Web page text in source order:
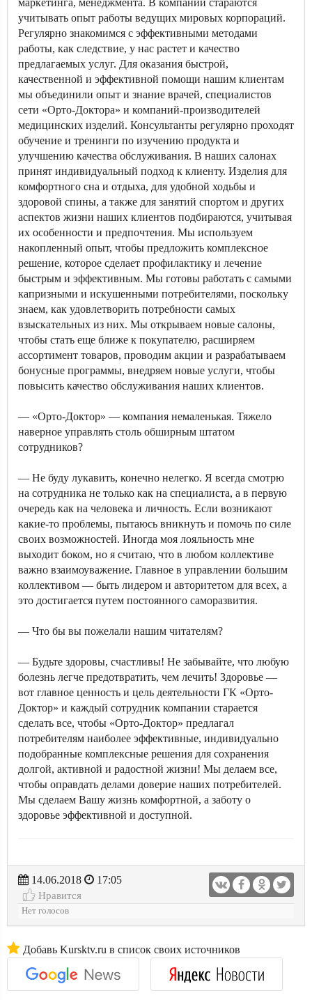
маркетинга, менеджмента. В компании стараются
учитывать опыт работы ведущих мировых корпораций.
Регулярно знакомимся с эффективными методами
работы, как следствие, у нас растет и качество
предлагаемых услуг. Для оказания быстрой,
качественной и эффективной помощи нашим клиентам
мы объединили опыт и знание врачей, специалистов
сети «Орто-Доктора» и компаний-производителей
медицинских изделий. Консультанты регулярно проходят
обучение и тренинги по изучению продукта и
улучшению качества обслуживания. В наших салонах
принят индивидуальный подход к клиенту. Изделия для
комфортного сна и отдыха, для удобной ходьбы и
здоровой спины, а также для занятий спортом и других
аспектов жизни наших клиентов подбираются, учитывая
их особенности и предпочтения. Мы используем
накопленный опыт, чтобы предложить комплексное
решение, которое сделает профилактику и лечение
быстрым и эффективным. Мы готовы работать с самыми
капризными и искушенными потребителями, поскольку
знаем, как удовлетворить потребности самых
взыскательных из них. Мы открываем новые салоны,
чтобы стать еще ближе к покупателю, расширяем
ассортимент товаров, проводим акции и разрабатываем
бонусные программы, внедряем новые услуги, чтобы
повысить качество обслуживания наших клиентов.
— «Орто-Доктор» — компания немаленькая. Тяжело
наверное управлять столь обширным штатом
сотрудников?
— Не буду лукавить, конечно нелегко. Я всегда смотрю
на сотрудника не только как на специалиста, а в первую
очередь как на человека и личность. Если возникают
какие-то проблемы, пытаюсь вникнуть и помочь по силе
своих возможностей. Иногда моя лояльность мне
выходит боком, но я считаю, что в любом коллективе
важно взаимоуважение. Главное в управлении большим
коллективом — быть лидером и авторитетом для всех, а
это достигается путем постоянного саморазвития.
— Что бы вы пожелали нашим читателям?
— Будьте здоровы, счастливы! Не забывайте, что любую
болезнь легче предотвратить, чем лечить! Здоровье —
вот главное ценность и цель деятельности ГК «Орто-
Доктор» и каждый сотрудник компании старается
сделать все, чтобы «Орто-Доктор» предлагал
потребителям наиболее эффективные, индивидуально
подобранные комплексные решения для сохранения
долгой, активной и радостной жизни! Мы делаем все,
чтобы оправдать делами доверие наших потребителей.
Мы сделаем Вашу жизнь комфортной, а заботу о
здоровье эффективной и доступной.
14.06.2018
17:05
Нравится
Нет голосов
Добавь Kursktv.ru в список своих источников